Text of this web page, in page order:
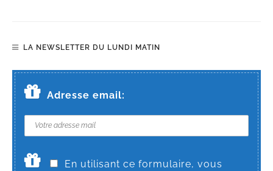
LA NEWSLETTER DU LUNDI MATIN
Adresse email:
En utilisant ce formulaire, vous